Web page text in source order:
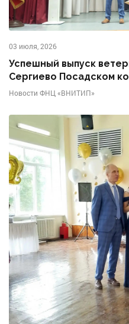
03 июля, 2026
Успешный выпуск
Сергиево Посадском
Новости ФНЦ «ВНИТИП»